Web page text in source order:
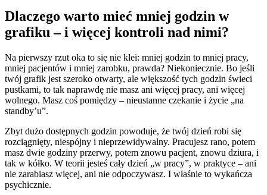
Dlaczego warto mieć mniej godzin w
grafiku – i więcej kontroli nad nimi?
Na pierwszy rzut oka to się nie klei: mniej godzin to mniej pracy,
mniej pacjentów i mniej zarobku, prawda? Niekoniecznie. Bo jeśli
twój grafik jest szeroko otwarty, ale większość tych godzin świeci
pustkami, to tak naprawdę nie masz ani więcej pracy, ani więcej
wolnego. Masz coś pomiędzy – nieustanne czekanie i życie „na
standby’u”.
Zbyt dużo dostępnych godzin powoduje, że twój dzień robi się
rozciągnięty, niespójny i nieprzewidywalny. Pracujesz rano, potem
masz dwie godziny przerwy, potem znowu pacjent, znowu dziura, i
tak w kółko. W teorii jesteś cały dzień „w pracy”, w praktyce – ani
nie zarabiasz więcej, ani nie odpoczywasz. I właśnie to wykańcza
psychicznie.